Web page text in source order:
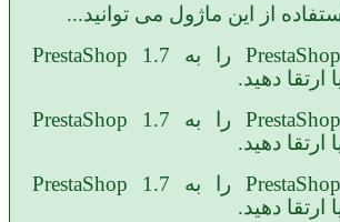
از این ماژول می توانید...
را به PrestaShop 1.7
ارتقا دهید.
را به PrestaShop 1.7
ارتقا دهید.
را به PrestaShop 1.7
ارتقا دهید.